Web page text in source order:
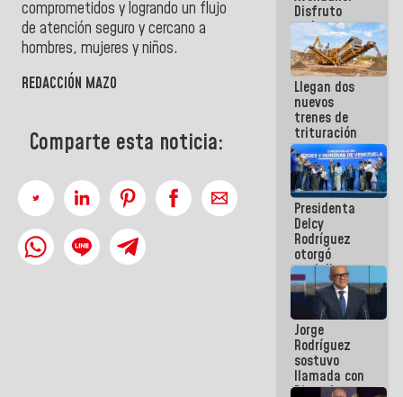
comprometidos y logrando un flujo
de atención seguro y cercano a
hombres, mujeres y niños.
REDACCIÓN MAZO
Comparte esta noticia:
Disfruto
cada vez
que escribes
porque lo
que haces
es
embarrarla
Llegan dos
nuevos
trenes de
trituración
para
optimizar
manejo de
escombros
en La Guaira
Presidenta
Delcy
Rodríguez
otorgó
medalla
"Héroe de
Venezuela"
a servidores
públicos
Jorge
Rodríguez
sostuvo
llamada con
Dinorah